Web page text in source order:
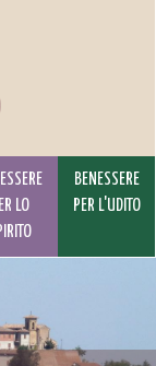
LO
BENESSERE
PER L'UDITO